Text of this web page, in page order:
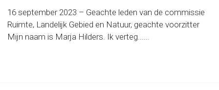
16 september 2023 – Geachte leden van de commissie
Ruimte, Landelijk Gebied en Natuur, geachte voorzitter
Mijn naam is Marja Hilders. Ik verteg......